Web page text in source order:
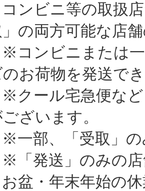
ンビニ等の取扱
の両方可能な店
ンビニまたは一
のお荷物を発送で
ール宅急便など
ざいます。
部、「受取」の
発送」のみの店
盆・年末年始の